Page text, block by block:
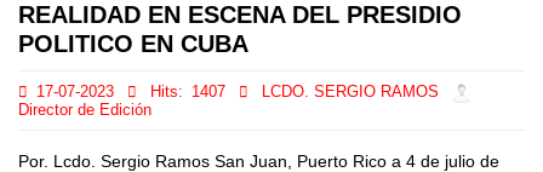
REALIDAD EN ESCENA DEL PRESIDIO
POLITICO EN CUBA
17-07-2023 Hits: 1407
LCDO. SERGIO RAMOS
Director de Edición
Por. Lcdo. Sergio Ramos San Juan, Puerto Rico a 4 de julio de